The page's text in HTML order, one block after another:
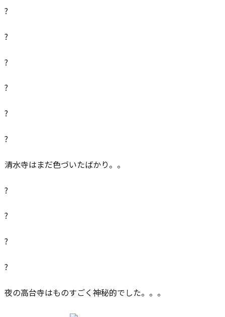
?
?
?
?
?
?
清水寺はまだ色づいたばかり。。
?
?
?
?
夜の高台寺はものすごく神秘的でした。。。